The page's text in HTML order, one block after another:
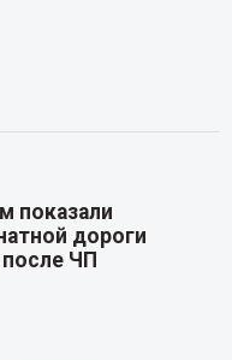
показали
дороги
ЧП